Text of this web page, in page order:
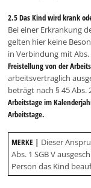
2.5 Das Kind wird krank
Bei einer Erkrankung
gelten hier keine
in Verbindung mit Abs.
Freistellung von der
arbeitsvertraglich
beträgt nach § 45 Abs.
Arbeitstage im
Arbeitstage.
MERKE | Dieser
Abs. 1 SGB V
Person das Kind